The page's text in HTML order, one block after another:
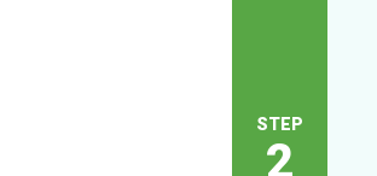
STEP
2